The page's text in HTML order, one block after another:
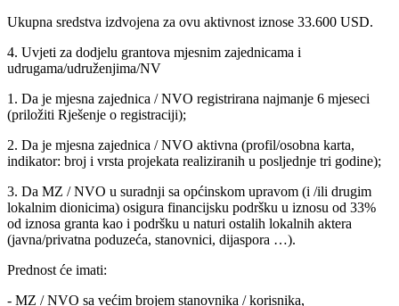
Ukupna sredstva izdvojena za ovu aktivnost iznose 33.600 USD.
4. Uvjeti za dodjelu grantova mjesnim zajednicama i
udrugama/udruženjima/NV
1. Da je mjesna zajednica / NVO registrirana najmanje 6 mjeseci
(priložiti Rješenje o registraciji);
2. Da je mjesna zajednica / NVO aktivna (profil/osobna karta,
indikator: broj i vrsta projekata realiziranih u posljednje tri godine);
3. Da MZ / NVO u suradnji sa općinskom upravom (i /ili drugim
lokalnim dionicima) osigura financijsku podršku u iznosu od 33%
od iznosa granta kao i podršku u naturi ostalih lokalnih aktera
(javna/privatna poduzeća, stanovnici, dijaspora …).
Prednost će imati:
- MZ / NVO sa većim brojem stanovnika / korisnika,